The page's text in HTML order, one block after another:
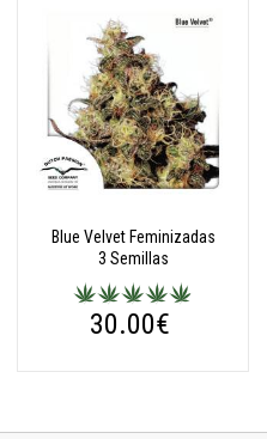
Blue Velvet Feminizadas
3 Semillas
30.00€